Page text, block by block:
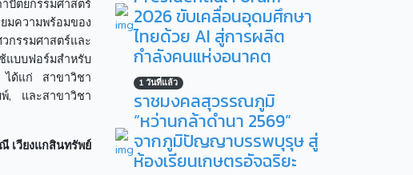
ตยกรรมศาสตร์
มความพร้อมของ
รรมศาสตร์และ
แบบฟอร์มสำหรับ
ได้แก่ สาขาวิชา
พ์, และสาขาวิชา
เวียงแกสินทรัพย์
2026 ขับเคลื่อนอุดมศึกษา
ไทยด้วย AI สู่การผลิต
กำลังคนแห่งอนาคต
1 วันที่แล้ว
ราชมงคลสุวรรณภูมิ
“หว่านกล้าดำนา 2569”
จากภูมิปัญญาบรรพบุรุษ สู่
ห้องเรียนเกษตรอัจฉริยะ